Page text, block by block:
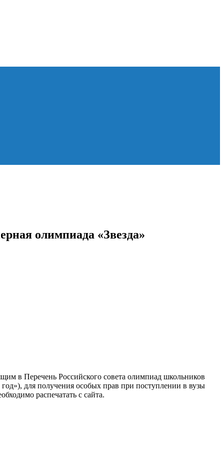
олимпиада «Звезда»
в Перечень Российского совета олимпиад школьников
для получения особых прав при поступлении в вузы
распечатать с сайта.